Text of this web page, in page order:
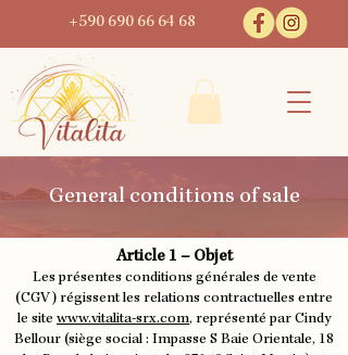
+590 690 66 64 68
General conditions of sale
Article 1 – Objet
Les présentes conditions générales de vente
(CGV) régissent les relations contractuelles entre
le site www.vitalita-srx.com, représenté par Cindy
Bellour (siège social : Impasse S Baie Orientale, 18